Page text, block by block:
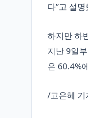
다”고 설
하지만 하
지난 9일
은 60.4%
/고은혜 기